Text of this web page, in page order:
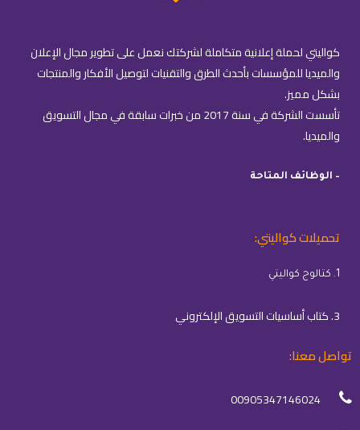
كواليتي لحملة إعلانية متكاملة لشركتك نعمل على تطوير مجال الإعلان
والميديا للمؤسسات بأحدث الطرق والتقنيات لتوصيل الأفكار والمنتجات
بشكل مميز.
تأسست الشركة في سنة 2017 من خبرات سابقة في مجال التسويق
والميديا.
– الوظائف المتاحة
تحميلات كواليتي:
1. كتالوج كواليتي
3. كتاب أساسيات التسويق الإلكتروني
تواصل معنا:
00905347146024